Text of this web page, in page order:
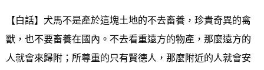
【白話】犬馬不是產於這塊土地的不去畜養，珍貴奇異的禽
獸，也不要畜養在國內。不去看重遠方的物產，那麼遠方的
人就會來歸附；所尊重的只有賢德人，那麼附近的人就會安